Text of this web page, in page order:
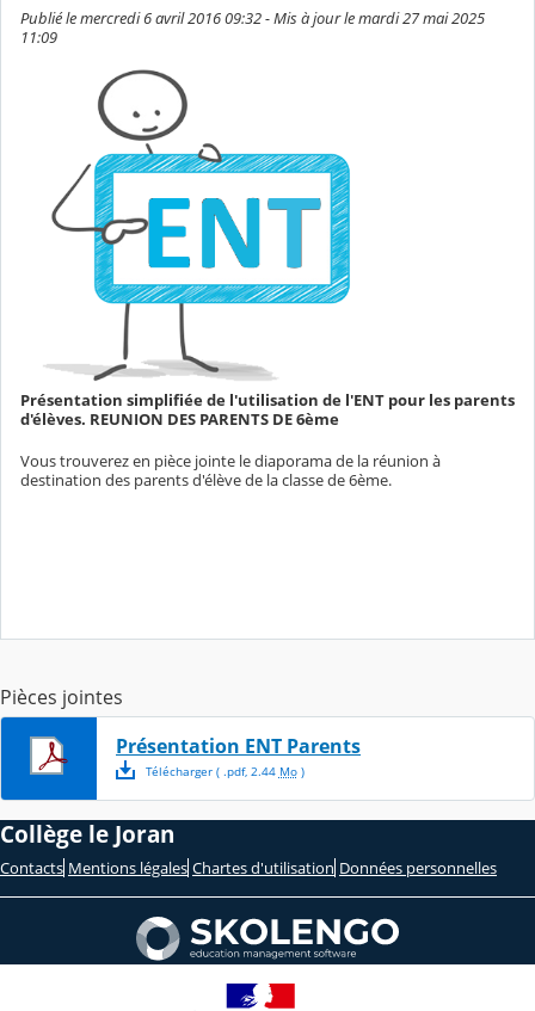
Publié le mercredi 6 avril 2016 09:32 - Mis à jour le mardi 27 mai 2025
11:09
Présentation simplifiée de l'utilisation de l'ENT pour les parents
d'élèves. REUNION DES PARENTS DE 6ème
Vous trouverez en pièce jointe le diaporama de la réunion à
destination des parents d'élève de la classe de 6ème.
Pièces jointes
Présentation ENT Parents
Télécharger( .pdf, 2.44 Mo)
Collège le Joran
Contacts Mentions légales Chartes d'utilisation Données personnelles